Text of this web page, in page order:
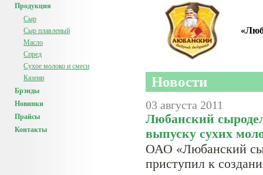
Продукция
Сыр
Сыр плавленый
Масло
Спред
Сухое молоко и смеси
Казеин
Брэнды
Новинки
Прайсы
Контакты
Новости
03 августа 2011
Любанский
выпуску сухих
ОАО «Любанский
приступил к